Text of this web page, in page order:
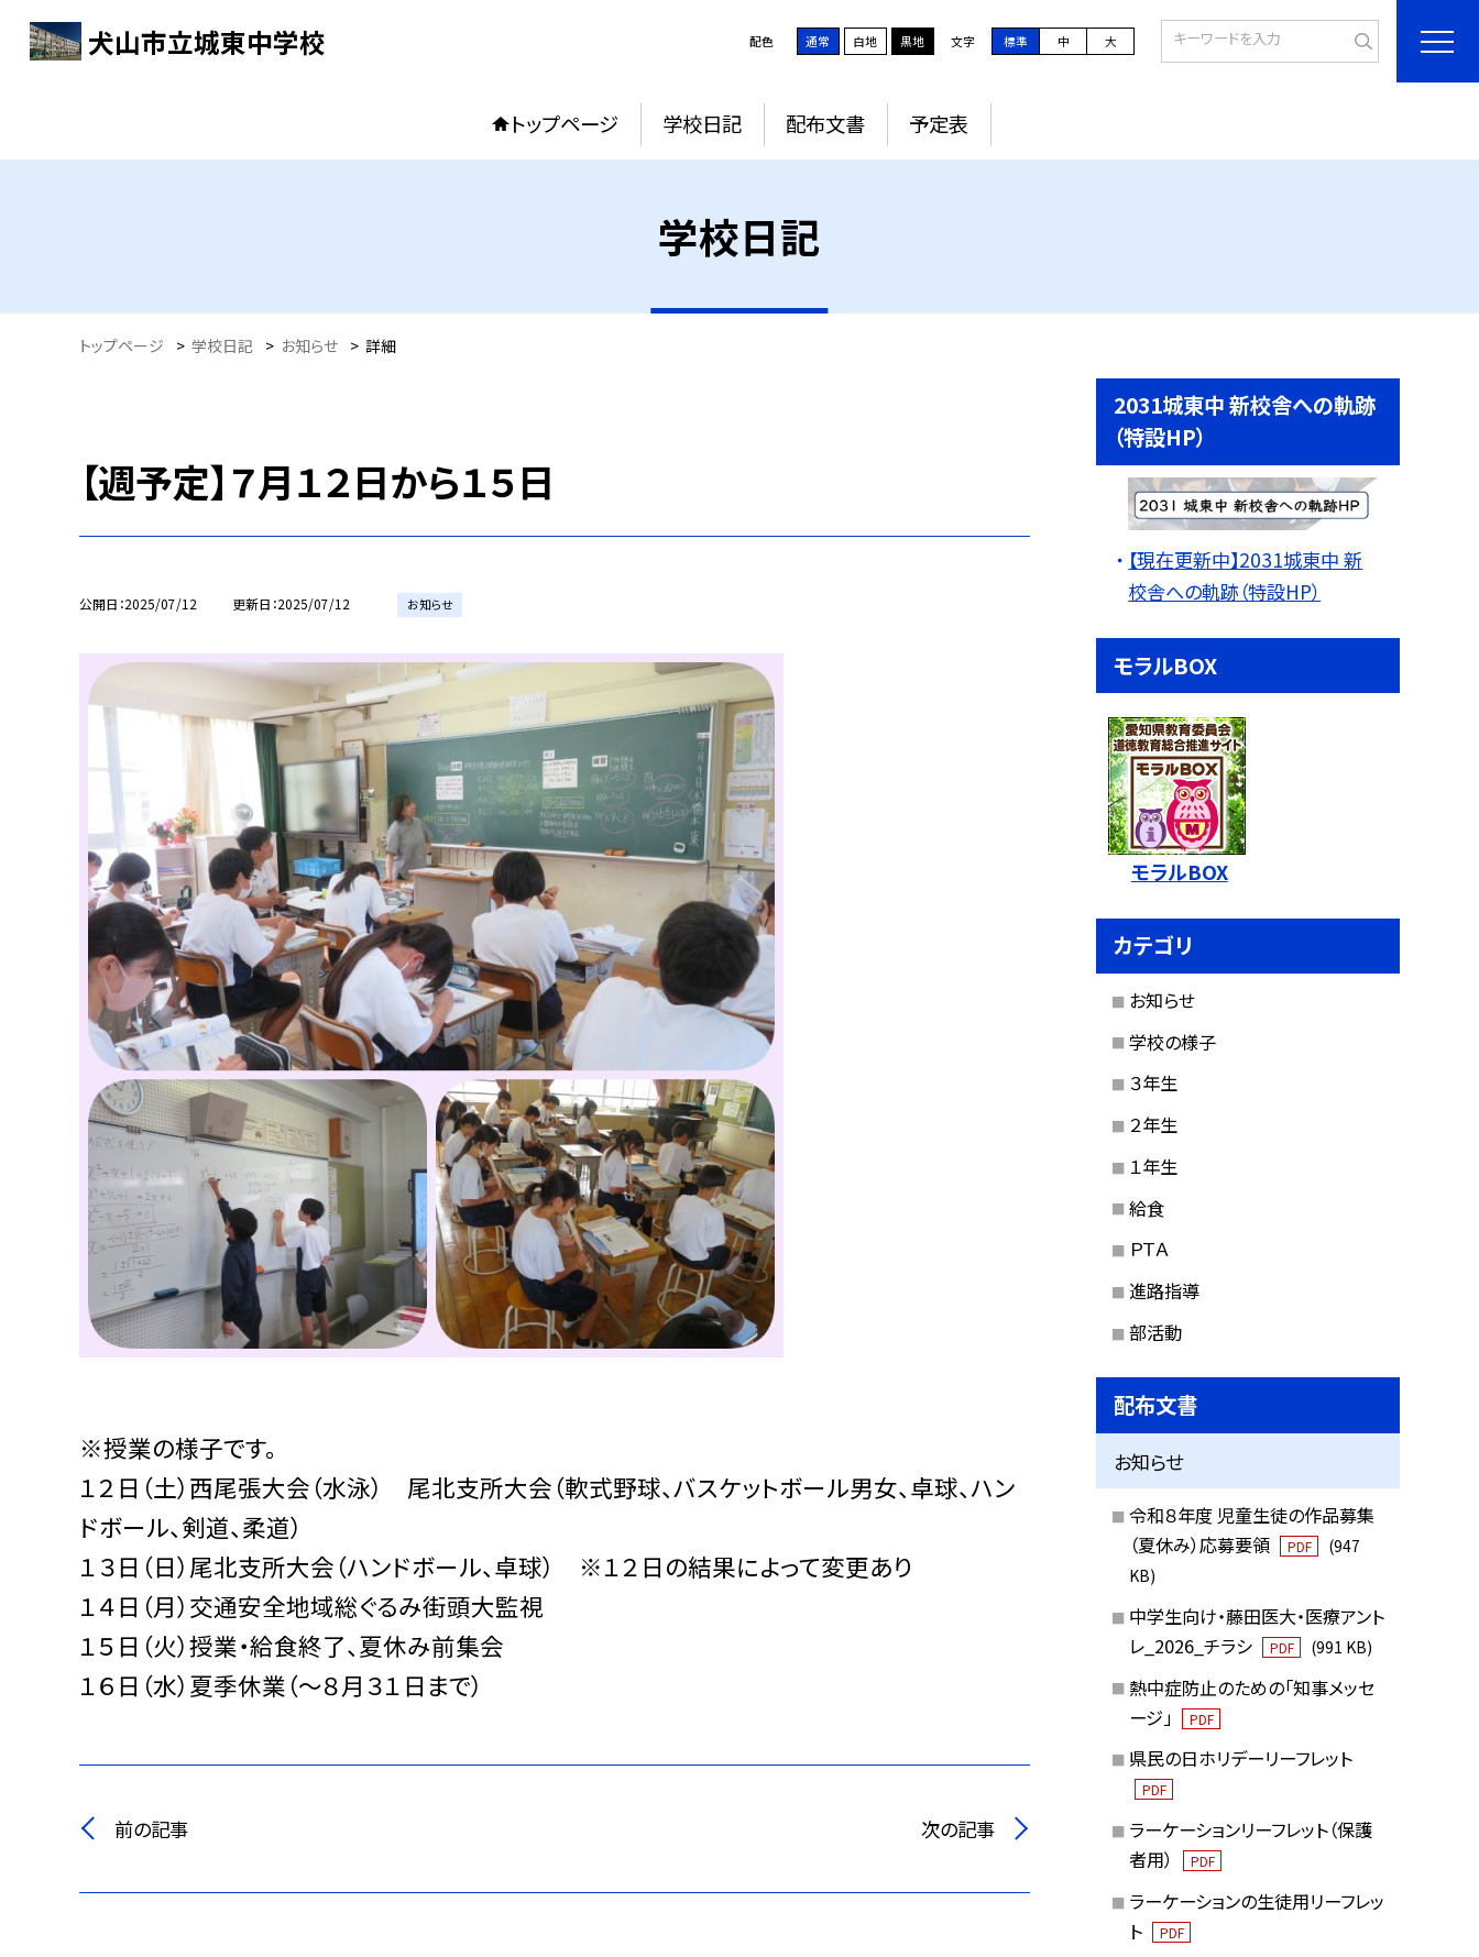
犬山市立城東中学校 配色 通常 白地 黒地 文字 標準 中 大
トップページ 学校日記 配布文書 予定表
学校日記
トップページ > 学校日記 > お知らせ > 詳細
【週予定】７月１２日から１５日
公開日 2025/07/12 更新日 2025/07/12 お知らせ
※授業の様子です。
１２日（土）西尾張大会（水泳） 尾北支所大会（軟式野球、バスケットボール男女、卓球、ハン
ドボール、剣道、柔道）
１３日（日）尾北支所大会（ハンドボール、卓球） ※１２日の結果によって変更あり
１４日（月）交通安全地域総ぐるみ街頭大監視
１５日（火）授業・給食終了、夏休み前集会
１６日（水）夏季休業（～８月３１日まで）
前の記事 次の記事
2031城東中 新校舎への軌跡
（特設HP）
【現在更新中】2031城東中 新
校舎への軌跡（特設HP）
モラルBOX
モラルBOX
カテゴリ
お知らせ
学校の様子
３年生
２年生
１年生
給食
ＰＴＡ
進路指導
部活動
配布文書
お知らせ
令和８年度 児童生徒の作品募集
（夏休み）応募要領
PDF
(947
KB)
中学生向け・藤田医大・医療アント
レ_2026_チラシ
PDF (991 KB)
熱中症防止のための「知事メッセ
ージ」
PDF
県民の日ホリデーリーフレット
PDF
ラーケーションリーフレット（保護
者用）
PDF
ラーケーションの生徒用リーフレッ
ト
PDF